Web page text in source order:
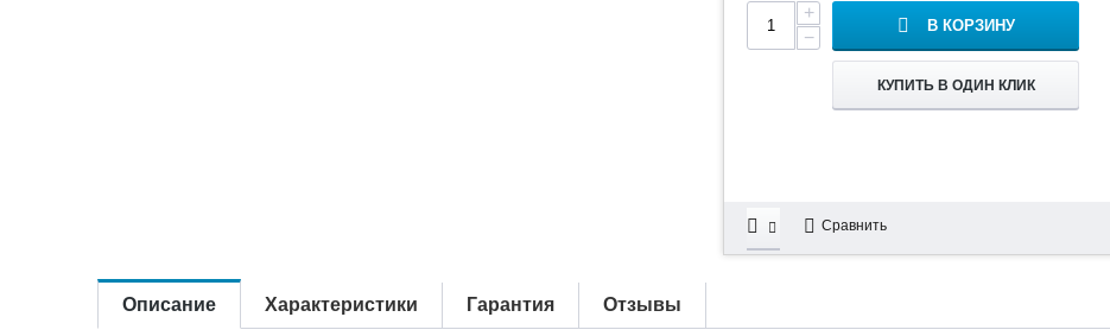
+
−
В КОРЗИНУ
КУПИТЬ В ОДИН КЛИК
Сравнить
Описание Характеристики Гарантия Отзывы